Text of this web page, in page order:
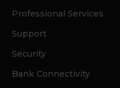
Professional Services
Support
Security
Bank Connectivity